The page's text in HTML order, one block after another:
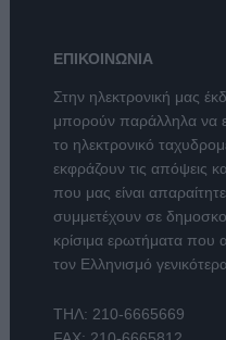
ΕΠΙΚΟΙΝΩΝΙΑ
Στην ηλεκτρονική μας
μπορούν παράλληλα να
το ηλεκτρονικό
εκφράζουν τις απόψεις
που μας είναι
συμμετέχουν σε
κρίσιμα ερωτήματα που
τον Ελληνισμό
ΤΗΛ: 210-6665669